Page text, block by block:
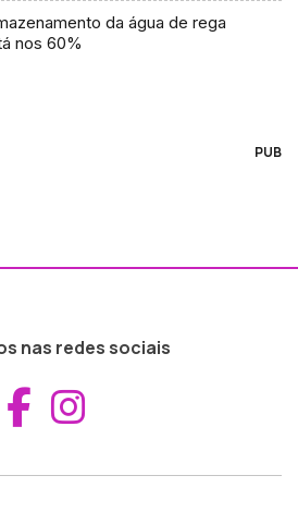
da água de rega
nos 60%
PUB
nas redes sociais
Aceder ao